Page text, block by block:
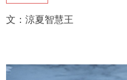
文：涼夏智慧王